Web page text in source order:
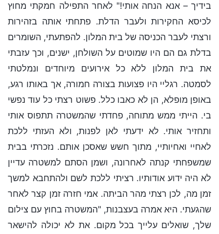
בידיך – אנא הנחה אותי!" לאחר התפילה חמקתי מחוץ
לכיסא החקירות ולעבר הדלת. פתחתי אותה בזהירות
ורצתי לעבר הכניסה של בית המלון. להפתעתי, השומרים
בדלת גם הם היו שמוטים על השולחן, ישנים, וכך עזבתי
את בית המלון ללא כל אירועים מיוחדים ונמלטתי
לסמטה. רגליי היו פצועות בצורה חמורה, אך באותו רגע,
באופן מופלא, הן לא כאבו כלל. פשוט רצתי כל עוד נפשי
בי. הייתי ממש מתוחה, פחדתי שהמשטרה תתפוס אותי
ותחזיר אותי. לא ידעתי לאן לפנות, ולא העזתי ללכת
לאחיי ואחיותיי, מתוך חשש שאסכן אותם. נזכרתי בבית
שמשפחתי קנתה לאחרונה, ושמן הסתם למשטרה עדיין
לא היה ידוע אודותיו. רציתי ללכת לשם ולהתחבא למשך
זמן מה, לכן רצתי מהר הביתה. אמי חזרה זמן קצר לאחר
שהגעתי. היא אמרה בעצבנות, "המשטרה בחוץ עם צילום
שלך, שואלים עלייך בכל מקום. את לא יכולה להישאר